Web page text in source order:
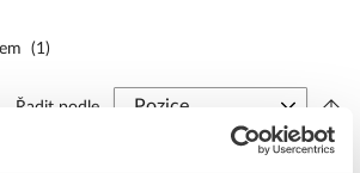
(1)
Řadit podle